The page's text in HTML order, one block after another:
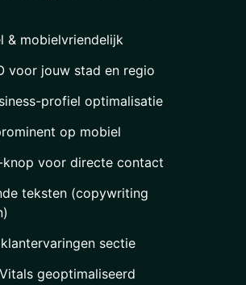
& mobielvriendelijk
voor jouw stad en regio
profiel optimalisatie
op mobiel
knop voor directe contact
teksten (copywriting
sectie
geoptimaliseerd